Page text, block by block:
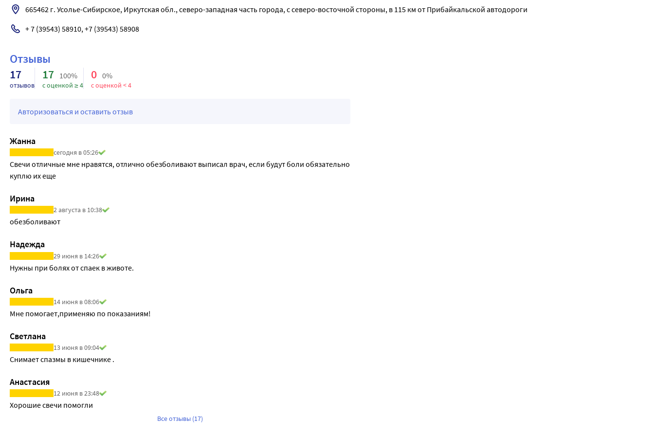
665462 г. Усолье-Сибирское, Иркутская обл., северо-западная часть города, с северо-восточной стороны, в 115 км от Прибайкальской автодороги
+ 7 (39543) 58910, +7 (39543) 58908
Отзывы
17
отзывов
17 100%
с оценкой ≥ 4
0 0%
с оценкой < 4
Авторизоваться и оставить отзыв
Жанна
сегодня в 05:26
Свечи отличные мне нравятся, отлично обезболивают выписал врач, если будут боли обязательно
куплю их еще
Ирина
2 августа в 10:38
обезболивают
Надежда
29 июня в 14:26
Нужны при болях от спаек в животе.
Ольга
14 июня в 08:06
Мне помогает,применяю по показаниям!
Светлана
13 июня в 09:04
Снимает спазмы в кишечнике .
Анастасия
12 июня в 23:48
Хорошие свечи помогли
Все отзывы (17)